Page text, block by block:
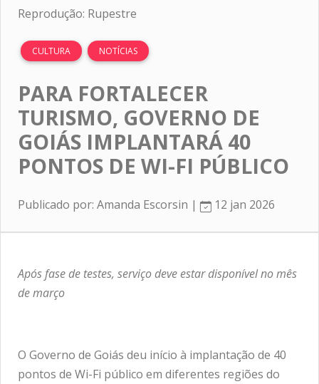
Reprodução: Rupestre
CULTURA NOTÍCIAS
PARA FORTALECER
TURISMO, GOVERNO DE
GOIÁS IMPLANTARÁ 40
PONTOS DE WI-FI PÚBLICO
Publicado por: Amanda Escorsin | 12 jan 2026
Após fase de testes, serviço deve estar disponível no mês
de março
O Governo de Goiás deu início à implantação de 40
pontos de Wi-Fi público em diferentes regiões do